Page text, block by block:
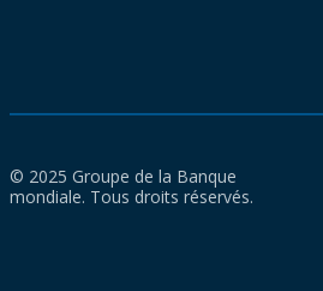
© 2025 Groupe de la Banque
mondiale. Tous droits réservés.